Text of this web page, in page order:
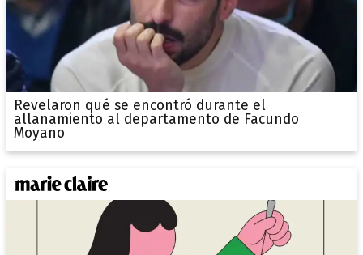
Revelaron qué se encontró durante el
allanamiento al departamento de Facundo
Moyano